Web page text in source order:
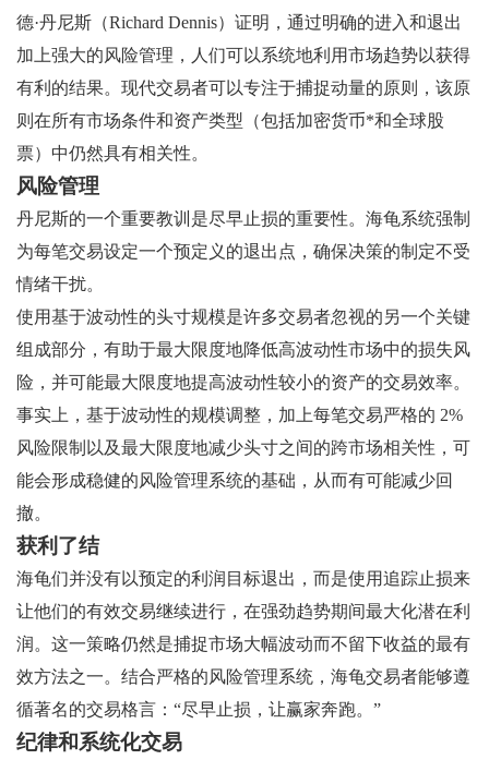
德·丹尼斯（Richard Dennis）证明，通过明确的进入和退出
加上强大的风险管理，人们可以系统地利用市场趋势以获得
有利的结果。现代交易者可以专注于捕捉动量的原则，该原
则在所有市场条件和资产类型（包括加密货币*和全球股
票）中仍然具有相关性。
风险管理
丹尼斯的一个重要教训是尽早止损的重要性。海龟系统强制
为每笔交易设定一个预定义的退出点，确保决策的制定不受
情绪干扰。
使用基于波动性的头寸规模是许多交易者忽视的另一个关键
组成部分，有助于最大限度地降低高波动性市场中的损失风
险，并可能最大限度地提高波动性较小的资产的交易效率。
事实上，基于波动性的规模调整，加上每笔交易严格的 2%
风险限制以及最大限度地减少头寸之间的跨市场相关性，可
能会形成稳健的风险管理系统的基础，从而有可能减少回
撤。
获利了结
海龟们并没有以预定的利润目标退出，而是使用追踪止损来
让他们的有效交易继续进行，在强劲趋势期间最大化潜在利
润。这一策略仍然是捕捉市场大幅波动而不留下收益的最有
效方法之一。结合严格的风险管理系统，海龟交易者能够遵
循著名的交易格言：“尽早止损，让赢家奔跑。”
纪律和系统化交易